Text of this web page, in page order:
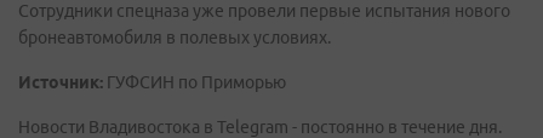
Сотрудники спецназа уже провели первые испытания нового
бронеавтомобиля в полевых условиях.
Источник: ГУФСИН по Приморью
Новости Владивостока в Telegram - постоянно в течение дня.